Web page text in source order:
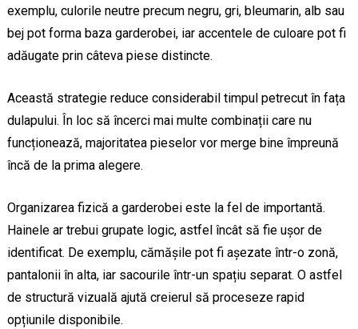
exemplu, culorile neutre precum negru, gri, bleumarin, alb sau
bej pot forma baza garderobei, iar accentele de culoare pot fi
adăugate prin câteva piese distincte.
Această strategie reduce considerabil timpul petrecut în fața
dulapului. În loc să încerci mai multe combinații care nu
funcționează, majoritatea pieselor vor merge bine împreună
încă de la prima alegere.
Organizarea fizică a garderobei este la fel de importantă.
Hainele ar trebui grupate logic, astfel încât să fie ușor de
identificat. De exemplu, cămășile pot fi așezate într-o zonă,
pantalonii în alta, iar sacourile într-un spațiu separat. O astfel
de structură vizuală ajută creierul să proceseze rapid
opțiunile disponibile.